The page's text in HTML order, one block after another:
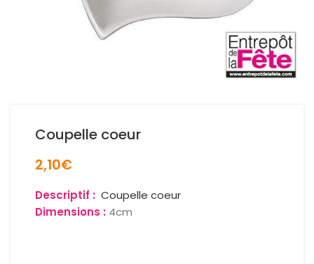
Coupelle coeur
2,10€
Descriptif : Coupelle coeur
Dimensions : 4cm